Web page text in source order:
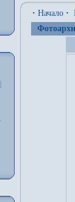
· Начало ·